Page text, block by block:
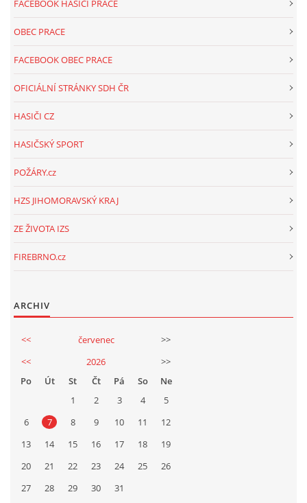
FACEBOOK HASIČI PRACE
OBEC PRACE
FACEBOOK OBEC PRACE
OFICIÁLNÍ STRÁNKY SDH ČR
HASIČI CZ
HASIČSKÝ SPORT
POŽÁRY.cz
HZS JIHOMORAVSKÝ KRAJ
ZE ŽIVOTA IZS
FIREBRNO.cz
ARCHIV
<< červenec
>>
<<
2026
>>
Po
Út St Čt Pá So
Ne
1
2 3 4
5
6
7 8 9 10 11
12
13
14 15 16 17 18
19
20
21 22 23 24 25
26
27
28 29 30 31